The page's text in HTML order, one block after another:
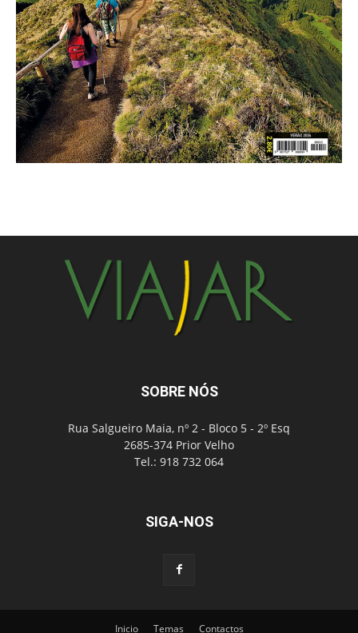
SOBRE NÓS
Rua Salgueiro Maia, nº 2 - Bloco 5 - 2º Esq
2685-374 Prior Velho
Tel.: 918 732 064
SIGA-NOS
Inicio Temas Contactos